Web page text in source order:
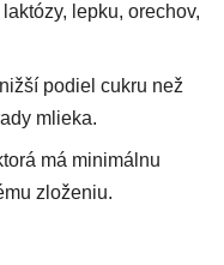
lepku, orechov,
podiel cukru než
mlieka.
má minimálnu
zloženiu.